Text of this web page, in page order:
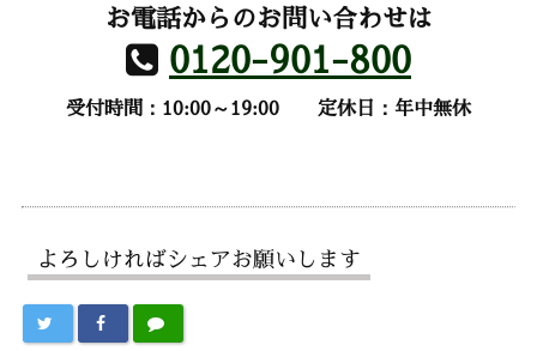
お電話からのお問い合わせは
0120-901-800
受付時間：10:00～19:00 定休日：年中無休
よろしければシェアお願いします